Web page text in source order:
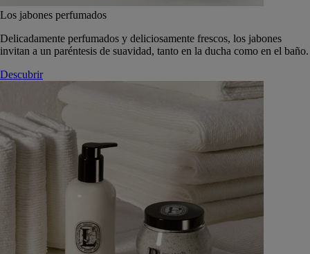
Los jabones perfumados
Delicadamente perfumados y deliciosamente frescos, los jabones
invitan a un paréntesis de suavidad, tanto en la ducha como en el baño.
Descubrir